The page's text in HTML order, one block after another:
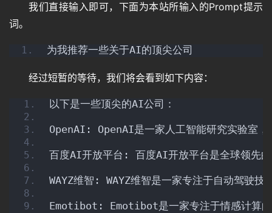
我们直接输入即可，下面为本站所输入的Prompt提示
词。
为我推荐一些关于AI的顶尖公司
经过短暂的等待，我们将会看到如下内容：
以下是一些顶尖的AI公司：
OpenAI: OpenAI是一家人工智能研究实验室，
百度AI开放平台: 百度AI开放平台是全球领先
WAYZ维智: WAYZ维智是一家专注于自动驾驶
Emotibot: Emotibot是一家专注于情感计算的